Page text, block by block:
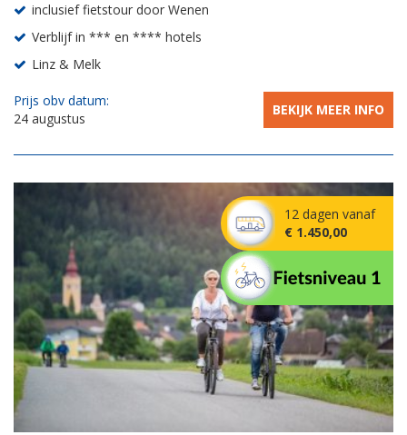
inclusief fietstour door Wenen
Verblijf in *** en **** hotels
Linz & Melk
Prijs obv datum:
24 augustus
BEKIJK MEER INFO
12 dagen vanaf
€ 1.450,00